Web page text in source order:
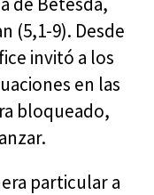
(5,1-9). Desde
invitó a los
en las
bloqueado,
particular a